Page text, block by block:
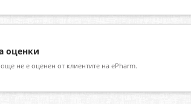
оценки
не е оценен от клиентите на ePharm.